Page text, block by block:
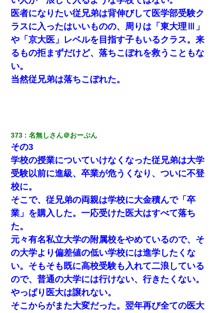
隣室のお婆ちゃん「下階からの異臭に困ってる、今もすっごく臭
い」私「変だなあ～なにも臭わないよ」→ その後。警察『絶対に
窓とドアを開けないで』
ミスした新人(
)に冗談で「行為させてくれたら許してあげる」
って言ったら・・・
隣の部屋の住民の母親、オートロックを突破してマンションに入
り込んできたみたいで、ずっとドアの前で喚いてて滅茶苦茶うる
せたら...
近所のお寺に住み込みで手伝いしてる知的障害のオッサンがい
た。ある日、オッサンが火かき棒を持って顔を真っ赤にしながら
走り回っていて…
童貞俺、宅飲みした女友達2人を家に泊めた結果ｗｗｗｗｗｗ
さっき嫁から、「愛しています」ってメールが届いた。俺も「愛
してます」って送ったら
今日夫の実家に泊ったんだけど、朝起きたら股間がなんかモッコ
リしてた
友人とふたりで山口に旅行した時の事。レンタカーを借りて山の
中の道を走っていたら、突然ガガッ！って音がして…
医者になりたい従兄弟は背伸びして医学部受験ク
ラスに入ったはいいものの、周りは「東大理Ⅲ」
や「京大医」レベルを目指す子もいるクラス。来
るもの拒まずだけど、落ちこぼれを救うこともな
い。
当然従兄弟は落ちこぼれた。
373 名無しさん＠おーぷん
その3
学校の授業についていけなくなった従兄弟は大学
受験以前に進級、卒業が危うくなり、ついに不登
校に。
そこで、従兄弟の両親は学校に大金積んで「卒
業」を購入した。一応受けた医大はすべて落ち
た。
元々有名私立大学の附属校をやめているので、そ
の大学より偏差値の低い学校には進学したくな
い。そもそも既に高校受験も入れて二浪している
ので、普通の大学には行けない、行きたくない。
やっぱり医大は譲れない。
そこからがまた大変だった。翌年再び全ての医大